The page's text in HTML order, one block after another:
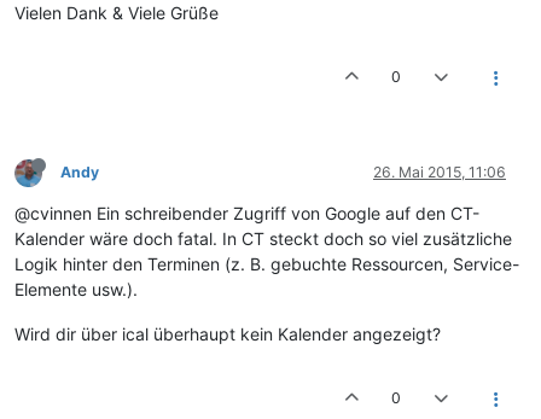
Vielen Dank & Viele Grüße
0
Andy 26. Mai 2015, 11:06
@cvinnen Ein schreibender Zugriff von Google auf den CT-
Kalender wäre doch fatal. In CT steckt doch so viel zusätzliche
Logik hinter den Terminen (z. B. gebuchte Ressourcen, Service-
Elemente usw.).
Wird dir über ical überhaupt kein Kalender angezeigt?
0